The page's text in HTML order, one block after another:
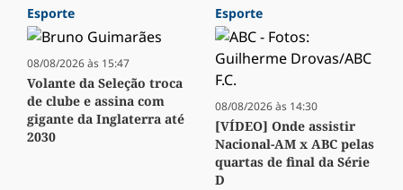
Esporte
08/08/2026 às 15:47
Volante da Seleção troca
de clube e assina com
gigante da Inglaterra até
2030
Esporte
08/08/2026 às 14:30
[VÍDEO] Onde assistir
Nacional-AM x ABC pelas
quartas de final da Série
D